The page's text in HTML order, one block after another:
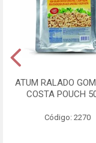
ATUM RALADO
COSTA POUCH
Código: 2270